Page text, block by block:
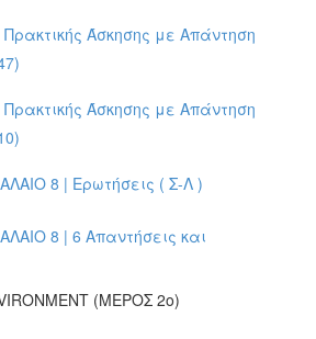
Άσκησης με Απάντηση
Άσκησης με Απάντηση
8 | Ερωτήσεις ( Σ-Λ )
8 | 6 Απαντήσεις και
(ΜΕΡΟΣ 2o)